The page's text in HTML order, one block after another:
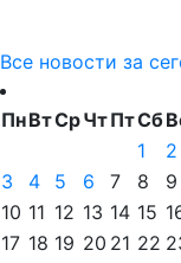
Все новости за
ПнВтСрЧтПтСб
1
2
3
4 5 6 7 8
9
10 11 12 13 14 15
17 18 19 20 21 22